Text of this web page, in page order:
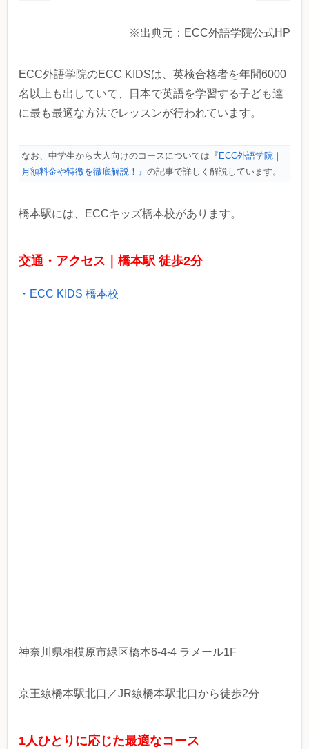
※出典元：ECC外語学院公式HP
ECC外語学院のECC KIDSは、英検合格者を年間6000
名以上も出していて、日本で英語を学習する子ども達
に最も最適な方法でレッスンが行われています。
なお、中学生から大人向けのコースについては 『ECC外語学院｜
月額料金や特徴を徹底解説！』 の記事で詳しく解説しています。
橋本駅には、ECCキッズ橋本校があります。
交通・アクセス｜橋本駅 徒歩2分
・ECC KIDS 橋本校
神奈川県相模原市緑区橋本6-4-4 ラメール1F
京王線橋本駅北口／JR線橋本駅北口から徒歩2分
1人ひとりに応じた最適なコース